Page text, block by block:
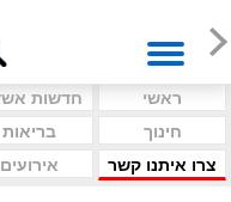
ראשי חדשות
חינוך
בריאות
צרו איתנו קשר
אירועים